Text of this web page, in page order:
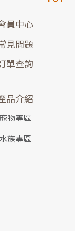
員中心
見問題
單查詢
品介紹
寵物專區
水族專區